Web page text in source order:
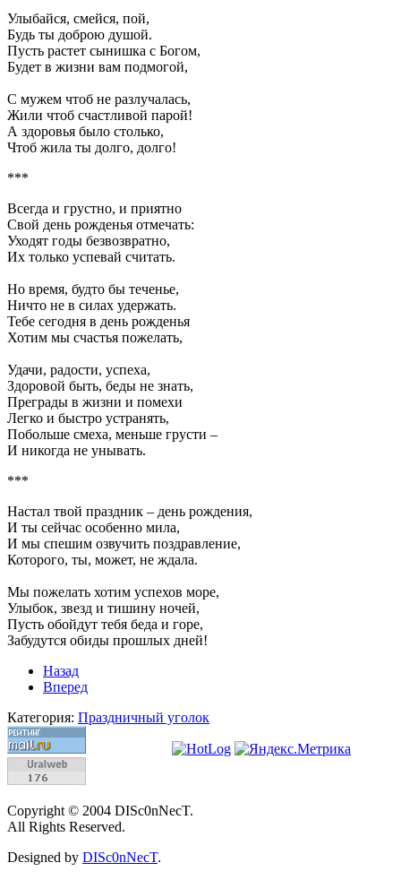
Улыбайся, смейся, пой,
Будь ты доброю душой.
Пусть растет сынишка с Богом,
Будет в жизни вам подмогой,
С мужем чтоб не разлучалась,
Жили чтоб счастливой парой!
А здоровья было столько,
Чтоб жила ты долго, долго!
***
Всегда и грустно, и приятно
Свой день рожденья отмечать:
Уходят годы безвозвратно,
Их только успевай считать.
Но время, будто бы теченье,
Ничто не в силах удержать.
Тебе сегодня в день рожденья
Хотим мы счастья пожелать,
Удачи, радости, успеха,
Здоровой быть, беды не знать,
Преграды в жизни и помехи
Легко и быстро устранять,
Побольше смеха, меньше грусти –
И никогда не унывать.
***
Настал твой праздник – день рождения,
И ты сейчас особенно мила,
И мы спешим озвучить поздравление,
Которого, ты, может, не ждала.
Мы пожелать хотим успехов море,
Улыбок, звезд и тишину ночей,
Пусть обойдут тебя беда и горе,
Забудутся обиды прошлых дней!
Назад
Вперед
Категория: Праздничный уголок
Copyright © 2004 DISc0nNecT.
All Rights Reserved.
Designed by DISc0nNecT.